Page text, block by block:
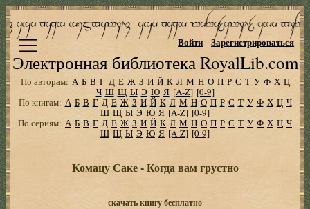
Электронная библиотека RoyalLib.com
Войти Зарегистрироваться
По авторам: А Б В Г Д Е Ж З И Й К Л М Н О П Р С Т У Ф Х Ц
Ч Ш Щ Ы Э Ю Я [A-Z] [0-9]
По книгам: А Б В Г Д Е Ж З И Й К Л М Н О П Р С Т У Ф Х Ц Ч
Ш Щ Ы Э Ю Я [A-Z] [0-9]
По сериям: А Б В Г Д Е Ж З И Й К Л М Н О П Р С Т У Ф Х Ц Ч
Ш Щ Ы Э Ю Я [A-Z] [0-9]
Комацу Саке - Когда вам грустно
скачать книгу бесплатно